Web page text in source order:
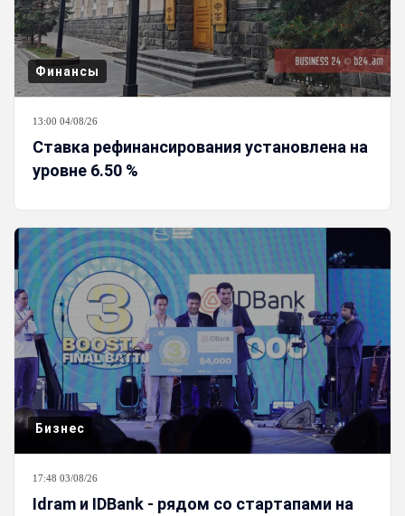
Финансы
13:00 04/08/26
Ставка рефинансирования установлена на
уровне 6.50 %
Бизнес
17:48 03/08/26
Idram и IDBank - рядом со стартапами на